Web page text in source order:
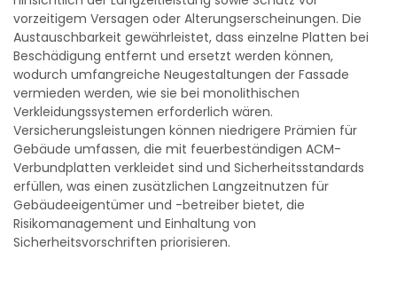
vorzeitigem Versagen oder Alterungserscheinungen. Die
Austauschbarkeit gewährleistet, dass einzelne Platten bei
Beschädigung entfernt und ersetzt werden können,
wodurch umfangreiche Neugestaltungen der Fassade
vermieden werden, wie sie bei monolithischen
Verkleidungssystemen erforderlich wären.
Versicherungsleistungen können niedrigere Prämien für
Gebäude umfassen, die mit feuerbeständigen ACM-
Verbundplatten verkleidet sind und Sicherheitsstandards
erfüllen, was einen zusätzlichen Langzeitnutzen für
Gebäudeeigentümer und -betreiber bietet, die
Risikomanagement und Einhaltung von
Sicherheitsvorschriften priorisieren.